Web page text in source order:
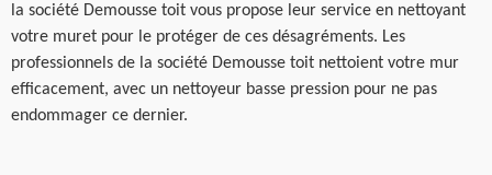
la société Demousse toit vous propose leur service en nettoyant
votre muret pour le protéger de ces désagréments. Les
professionnels de la société Demousse toit nettoient votre mur
efficacement, avec un nettoyeur basse pression pour ne pas
endommager ce dernier.